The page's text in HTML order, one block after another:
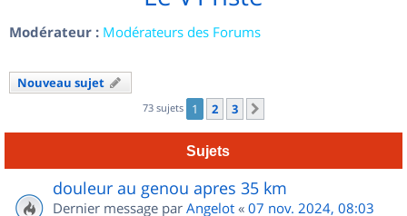
Modérateur : Modérateurs des Forums
Nouveau sujet
73 sujets 1 2 3
Sujets
douleur au genou apres 35 km
Dernier message par Angelot « 07 nov. 2024, 08:03